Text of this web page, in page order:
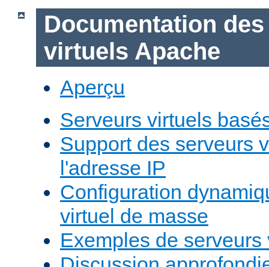
Documentation
virtuels Apache
Aperçu
Serveurs virtuels
Support des serveurs
l'adresse IP
Configuration
virtuel de masse
Exemples de serveurs